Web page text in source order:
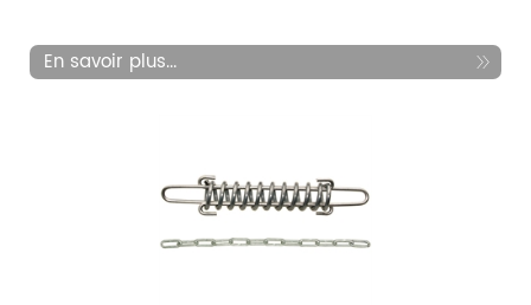
En savoir plus...